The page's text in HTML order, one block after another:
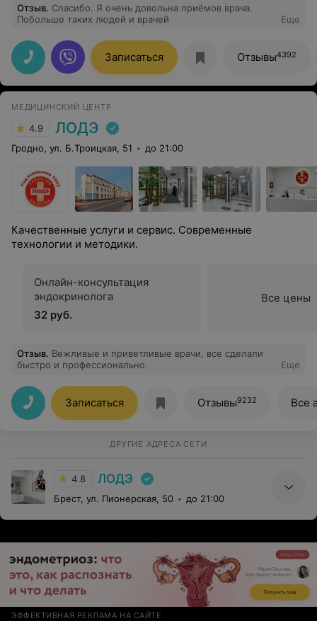
Отзыв. Спасибо. Я очень довольна приёмов врача.
Побольше таких людей и врачей
Еще
Записаться Отзывы4392
МЕДИЦИНСКИЙ ЦЕНТР
4.9 ЛОДЭ
Гродно, ул. Б.Троицкая, 51 до 21:00
Качественные услуги и сервис. Современные
технологии и методики.
Онлайн-консультация
эндокринолога
32 руб.
Все цены
Отзыв. Вежливые и приветливые врачи, все сделали
быстро и профессионально.
Еще
Записаться Отзывы9232 Все
ДРУГИЕ АДРЕСА СЕТИ
4.8 ЛОДЭ
Брест, ул. Пионерская, 50 до 21:00
ЭФФЕКТИВНАЯ РЕКЛАМА НА САЙТЕ